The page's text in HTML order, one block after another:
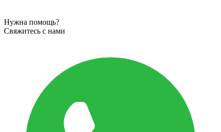
Нужна помощь?
Свяжитесь с нами